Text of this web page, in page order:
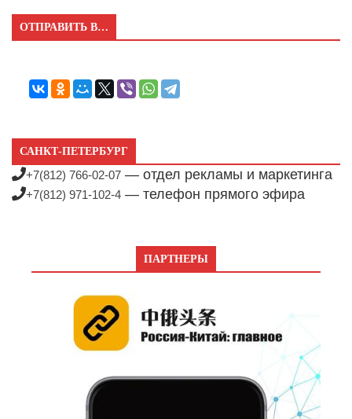
ОТПРАВИТЬ В…
САНКТ-ПЕТЕРБУРГ
+7(812) 766-02-07 — отдел рекламы и маркетинга
+7(812) 971-102-4 — телефон прямого эфира
ПАРТНЕРЫ